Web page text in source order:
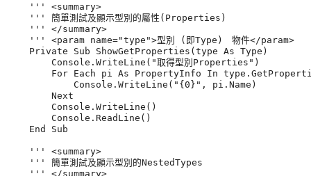
    ''' <summary>
    ''' 簡單測試及顯示型別的屬性(Properties)
    ''' </summary>
    ''' <param name="type">型別 (即Type)　物件</param>
    Private Sub ShowGetProperties(type As Type)
        Console.WriteLine("取得型別Properties")
For Each pi As PropertyInfo In
            Console.WriteLine("{0}", pi.Name)
        Next
        Console.WriteLine()
        Console.ReadLine()
    End Sub
    ''' <summary>
    ''' 簡單測試及顯示型別的NestedTypes
    ''' </summary>